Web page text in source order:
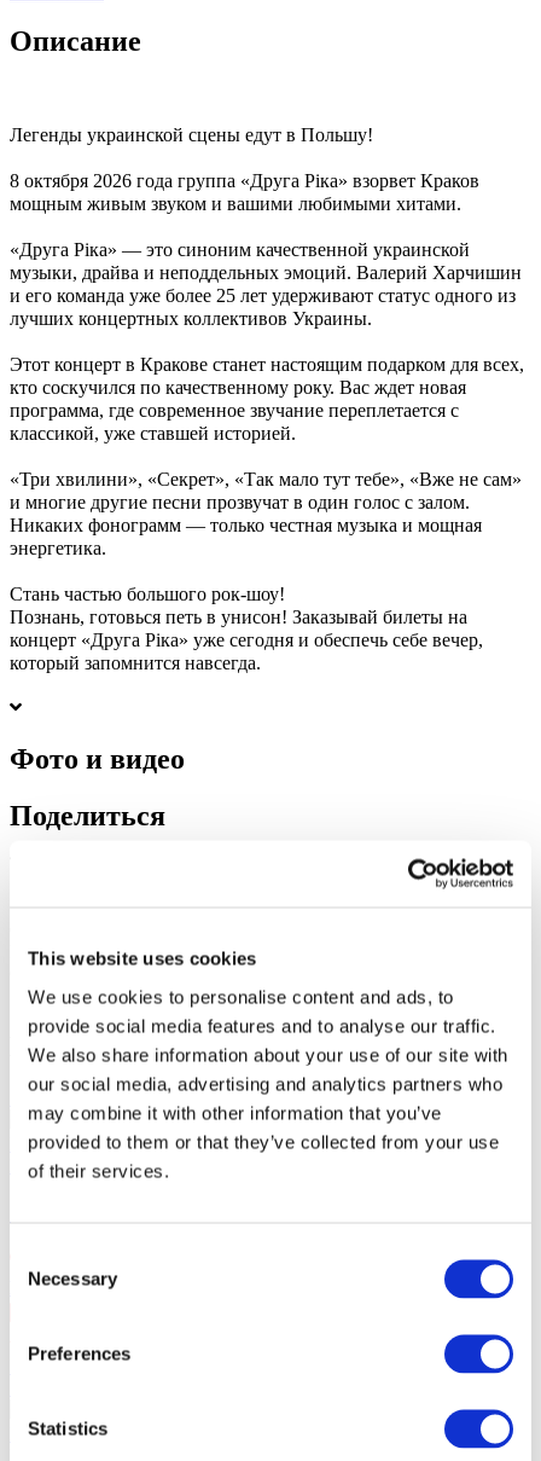
This website uses cookies
We use cookies to personalise content and ads, to
provide social media features and to analyse our traffic.
We also share information about your use of our site with
our social media, advertising and analytics partners who
may combine it with other information that you’ve
provided to them or that they’ve collected from your use
of their services.
Selection
Necessary
Preferences
Statistics
Описание
Легенды украинской сцены едут в Польшу!
8 октября 2026 года группа «Друга Ріка» взорвет Краков
мощным живым звуком и вашими любимыми хитами.
«Друга Ріка» — это синоним качественной украинской
музыки, драйва и неподдельных эмоций. Валерий Харчишин
и его команда уже более 25 лет удерживают статус одного из
лучших концертных коллективов Украины.
Этот концерт в Кракове станет настоящим подарком для всех,
кто соскучился по качественному року. Вас ждет новая
программа, где современное звучание переплетается с
классикой, уже ставшей историей.
«Три хвилини», «Секрет», «Так мало тут тебе», «Вже не сам»
и многие другие песни прозвучат в один голос с залом.
Никаких фонограмм — только честная музыка и мощная
энергетика.
Стань частью большого рок-шоу!
Познань, готовься петь в унисон! Заказывай билеты на
концерт «Друга Ріка» уже сегодня и обеспечь себе вечер,
который запомнится навсегда.
Фото и видео
Поделиться
Кассовый сбор: 100EUR
10:00
Похожие мероприятия
10.09.26
СКАЙ в Варшаве! 10 сентября 2026 группа СКАЙ в
Варшаве в VooDoo Club. 25 лет на сцене.
Концерты
Варшава, VooDoo Club
PLN167
Купить билет
11 сентября 2026 группа СКАЙ в
Щецине в Kosmos. 25 лет на сцене.